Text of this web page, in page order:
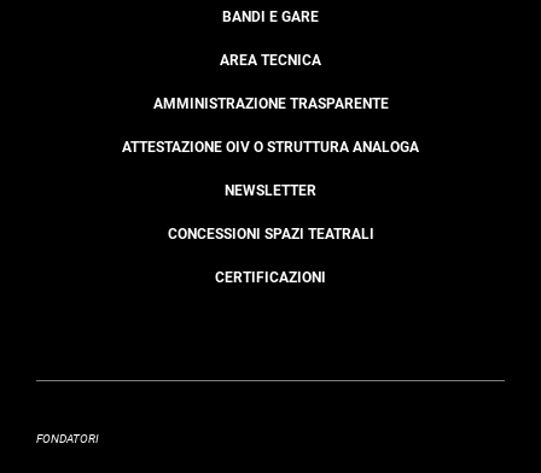
BANDI E GARE
AREA TECNICA
AMMINISTRAZIONE TRASPARENTE
ATTESTAZIONE OIV O STRUTTURA ANALOGA
NEWSLETTER
CONCESSIONI SPAZI TEATRALI
CERTIFICAZIONI
FONDATORI